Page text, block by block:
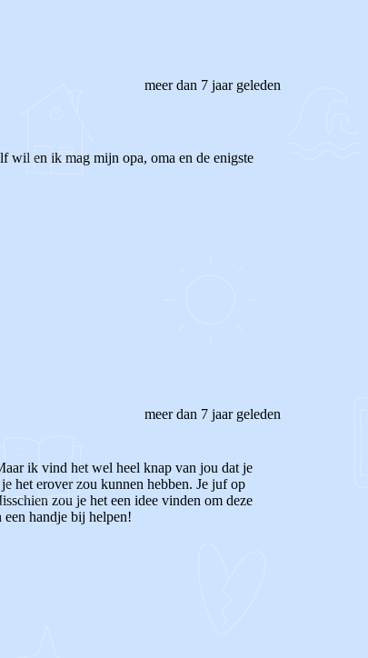
meer dan 7 jaar geleden
wil en ik mag mijn opa, oma en de enigste
meer dan 7 jaar geleden
ik vind het wel heel knap van jou dat je
het erover zou kunnen hebben. Je juf op
zou je het een idee vinden om deze
een handje bij helpen!